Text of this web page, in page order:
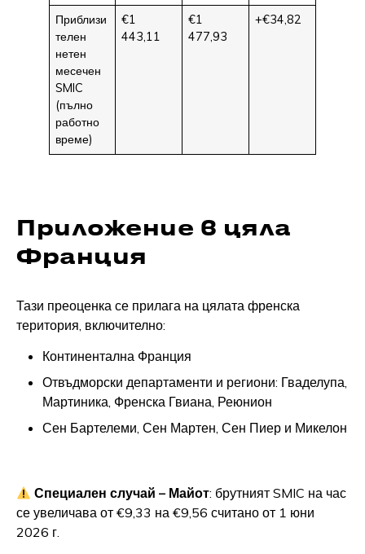
Приблизи
телен
нетен
месечен
SMIC
(пълно
работно
време)
€1
443,11
€1
477,93
+€34,82
Приложение в цяла
Франция
Тази преоценка се прилага на цялата френска
територия, включително:
Континентална Франция
Отвъдморски департаменти и региони: Гваделупа,
Мартиника, Френска Гвиана, Реюнион
Сен Бартелеми, Сен Мартен, Сен Пиер и Микелон
Специален случай – Майот: брутният SMIC на час
се увеличава от €9,33 на €9,56 считано от 1 юни
2026 г.